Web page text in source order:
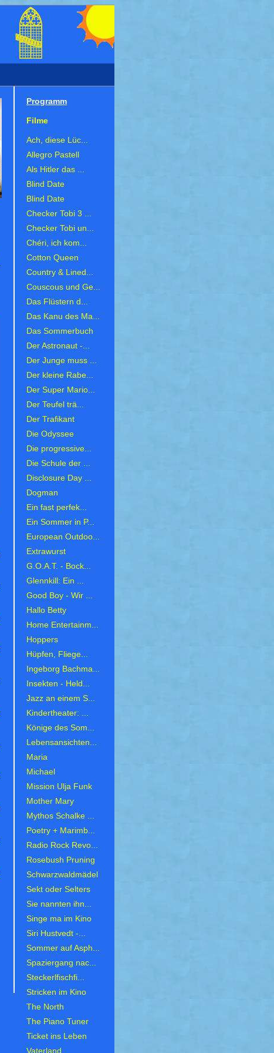
Programm
Filme
Ach, diese Lüc...
Allegro Pastell
Als Hitler das ...
Blind Date
Blind Date
Checker Tobi 3 ...
Checker Tobi un...
Chéri, ich kom...
Cotton Queen
Country & Lined...
Couscous und Ge...
Das Flüstern d...
Das Kanu des Ma...
Das Sommerbuch
Der Astronaut -...
Der Junge muss ...
Der kleine Rabe...
Der Super Mario...
Der Teufel trä...
Der Trafikant
Die Odyssee
Die progressive...
Die Schule der ...
Disclosure Day ...
Dogman
Ein fast perfek...
Ein Sommer in P...
European Outdoo...
Extrawurst
G.O.A.T. - Bock...
Glennkill: Ein ...
Good Boy - Wir ...
Hallo Betty
Home Entertainm...
Hoppers
Hüpfen, Fliege...
Ingeborg Bachma...
Insekten - Held...
Jazz an einem S...
Kindertheater: ...
Könige des Som...
Lebensansichten...
Maria
Michael
Mission Ulja Funk
Mother Mary
Mythos Schalke ...
Poetry + Marimb...
Radio Rock Revo...
Rosebush Pruning
Schwarzwaldmädel
Sekt oder Selters
Sie nannten ihn...
Singe ma im Kino
Siri Hustvedt -...
Sommer auf Asph...
Spaziergang nac...
Steckerlfischfi...
Stricken im Kino
The North
The Piano Tuner
Ticket ins Leben
Vaterland